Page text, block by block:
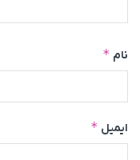
نام *
ایمیل *